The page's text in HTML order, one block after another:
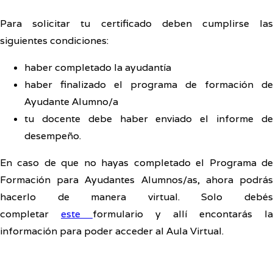
Para solicitar tu certificado deben cumplirse las
siguientes condiciones:
haber completado la ayudantía
haber finalizado el programa de formación de
Ayudante Alumno/a
tu docente debe haber enviado el informe de
desempeño.
En caso de que no hayas completado el Programa de
Formación para Ayudantes Alumnos/as, ahora podrás
hacerlo de manera virtual. Solo debés
completar este formulario y allí encontarás la
información para poder acceder al Aula Virtual.